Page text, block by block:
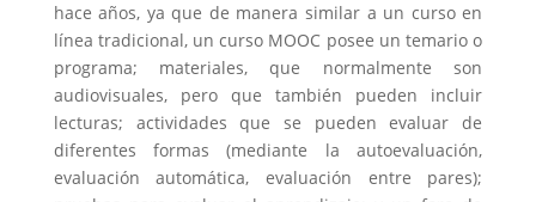
hace años, ya que de manera similar a un curso en
línea tradicional, un curso MOOC posee un temario o
programa; materiales, que normalmente son
audiovisuales, pero que también pueden incluir
lecturas; actividades que se pueden evaluar de
diferentes formas (mediante la autoevaluación,
evaluación automática, evaluación entre pares);